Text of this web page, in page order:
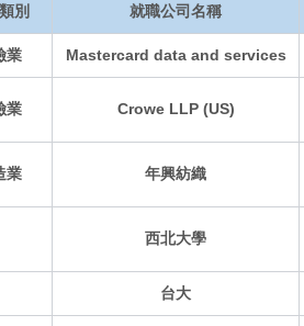
別 就職公司名稱
業 Mastercard data and services
業 Crowe LLP (US)
業 年興紡織
西北大學
台大